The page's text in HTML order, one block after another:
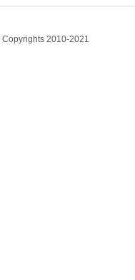
Copyrights 2010-2021